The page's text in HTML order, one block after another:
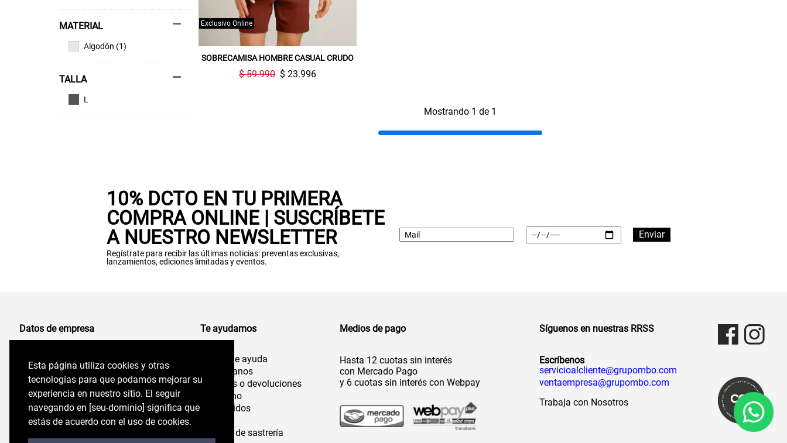
Esta página utiliza cookies y otras
tecnologías para que podamos mejorar su
experiencia en nuestro sitio. El seguir
navegando en perryellis.cl significa que estás
de acuerdo con el uso de cookies.
Esta página utiliza cookies y otras
tecnologías para que podamos mejorar su
experiencia en nuestro sitio. El seguir
navegando en [seu-dominio] significa que
estás de acuerdo con el uso de cookies.
MATERIAL
Algodón (1)
TALLA
L
Exclusivo Online
SOBRECAMISA HOMBRE CASUAL CRUDO
$ 59.990 $ 23.996
Mostrando 1 de 1
10% DCTO EN TU PRIMERA
COMPRA ONLINE | SUSCRÍBETE
A NUESTRO NEWSLETTER
Regístrate para recibir las últimas noticias: preventas exclusivas,
lanzamientos, ediciones limitadas y eventos.
Gracias por inscribirte!
Aquí esta tu cupón, usalo en tu siguiente
Datos de empresa
Comercializadora de Vestuario S.A
96.554.710-K
Felix de Amesti 218,
Las Condes, Santiago,
Chile
Te ayudamos
Centro de ayuda
Contáctanos
Cambios o devoluciones
Despacho
Mis pedidos
Servicio de sastrería
Medios de pago
Hasta 12 cuotas sin interés
con Mercado Pago
y 6 cuotas sin interés con Webpay
Síguenos en nuestras RRSS
Escríbenos
servicioalcliente@grupombo.com
ventaempresa@grupombo.com
Trabaja con Nosotros